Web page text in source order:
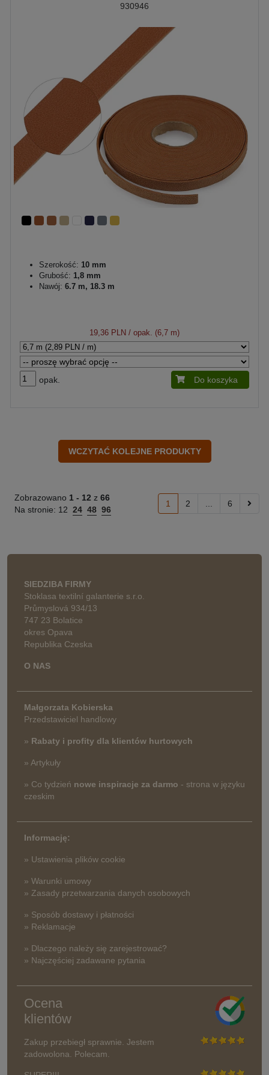
930946
Szerokość: 10 mm
Grubość: 1,8 mm
Nawój: 6.7 m, 18.3 m
19,36 PLN / opak. (6,7 m)
opak. Do koszyka
Zobrazowano 1 - 12 z 66
Na stronie: 12 24 48 96
1 2 6
SIEDZIBA FIRMY
Stoklasa textilní galanterie s.r.o.
Průmyslová 934/13
747 23 Bolatice
okres Opava
Republika Czeska
O NAS
Małgorzata Kobierska
Przedstawiciel handlowy
» Rabaty i profity dla klientów hurtowych
» Artykuły
» Co tydzień nowe inspiracje za darmo - strona w języku
czeskim
Informację:
» Ustawienia plików cookie
» Warunki umowy
» Zasady przetwarzania danych osobowych
» Sposób dostawy i płatności
» Reklamacje
» Dlaczego należy się zarejestrować?
» Najczęściej zadawane pytania
Ocena
klientów
Zakup przebiegł sprawnie. Jestem
zadowolona. Polecam.